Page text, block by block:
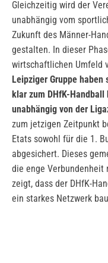
Gleichzeitig wird der
unabhängig vom
Zukunft des Männer-
gestalten. In dieser
wirtschaftlichen Umfeld
Leipziger Gruppe haben
klar zum DHfK-
unabhängig von der
zum jetzigen Zeitpunkt
Etats sowohl für die 1.
abgesichert. Dieses
die enge
zeigt, dass der DHfK-
ein starkes Netzwerk